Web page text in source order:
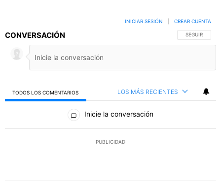
CONVERSACIÓN SIGA ESTA
SEGUIR
INICIAR SESIÓN CREAR CUENTA
TODOS LOS COMENTARIOS LOS MÁS RECIENTES
Todos los comentarios
Inicie la conversación
PUBLICIDAD